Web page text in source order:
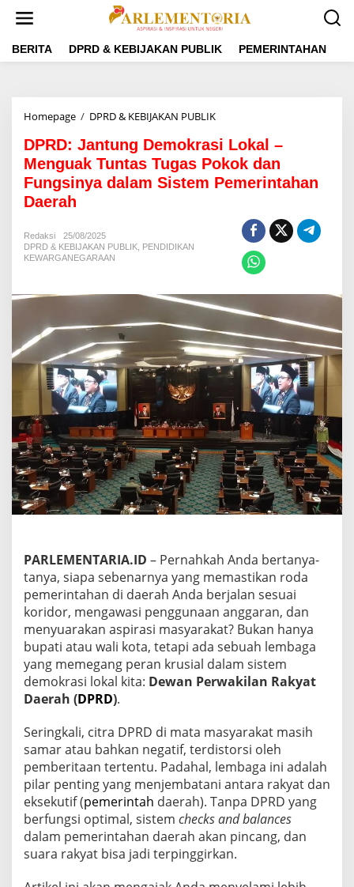
t
BERITA DPRD & KEBIJAKAN PUBLIK PEMERINTAHAN
Homepage / DPRD & KEBIJAKAN PUBLIK
R
D
:
J
e
m
o
k
r
a
i
L
o
k
a
l
–
M
e
u
a
k
T
u
n
t
s
T
a
s
P
o
k
o
k
d
a
n
DPRD: Jantung Demokrasi Lokal –
Menguak Tuntas Tugas Pokok dan
Fungsinya dalam Sistem Pemerintahan
Daerah
Redaksi
25/08/2025
DPRD & KEBIJAKAN PUBLIK PENDIDIKAN
KEWARGANEGARAAN
PARLEMENTARIA.ID – Pernahkah Anda bertanya-
tanya, siapa sebenarnya yang memastikan roda
pemerintahan di daerah Anda berjalan sesuai
koridor, mengawasi penggunaan anggaran, dan
menyuarakan aspirasi masyarakat? Bukan hanya
bupati atau wali kota, tetapi ada sebuah lembaga
yang memegang peran krusial dalam sistem
demokrasi lokal kita: Dewan Perwakilan Rakyat
Daerah (DPRD).
Seringkali, citra DPRD di mata masyarakat masih
samar atau bahkan negatif, terdistorsi oleh
pemberitaan tertentu. Padahal, lembaga ini adalah
pilar penting yang menjembatani antara rakyat dan
eksekutif (pemerintah daerah). Tanpa DPRD yang
berfungsi optimal, sistem checks and balances
dalam pemerintahan daerah akan pincang, dan
suara rakyat bisa jadi terpinggirkan.